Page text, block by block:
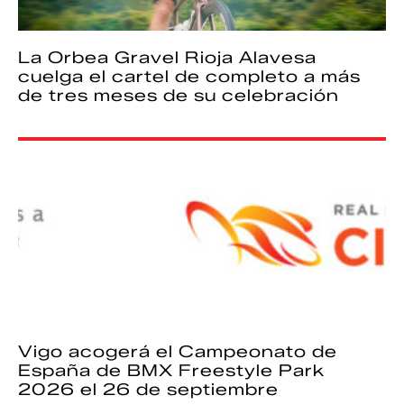
La Orbea Gravel Rioja Alavesa
cuelga el cartel de completo a más
de tres meses de su celebración
Vigo acogerá el Campeonato de
España de BMX Freestyle Park
2026 el 26 de septiembre